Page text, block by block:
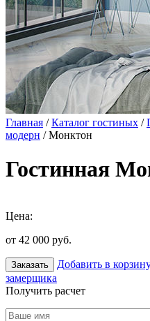
Главная /Каталог гостиных /
модерн / Монктон
Гостинная
Цена:
от 42 000 руб.
Заказать Добавить в
замерщика
Получить расчет